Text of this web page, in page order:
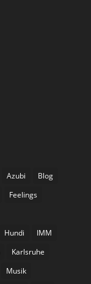
Azubi
Blog
Feelings
Hundi
IMM
Karlsruhe
Musik